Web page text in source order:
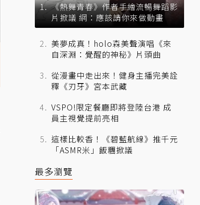
《熱舞青春》作者手繪流暢舞蹈影
片掀議 網：應該請你來做動畫
美夢成真！holo森美聲演唱《來
自深淵：覺醒的神秘》片頭曲
從漫畫中走出來！健身主播完美詮
釋《刃牙》宮本武藏
VSPO!限定餐廳即將登陸台港 成
員主視覺提前亮相
這樣比較香！《碧藍航線》推千元
「ASMR米」飯糰掀議
最多瀏覽